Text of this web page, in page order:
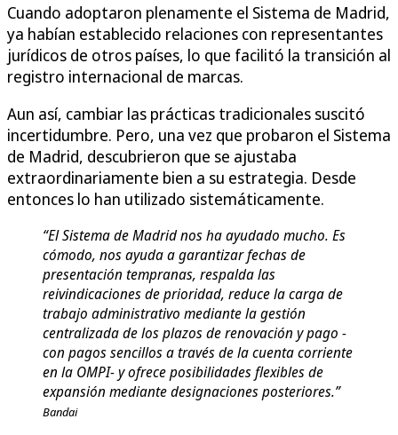
Cuando adoptaron plenamente el Sistema de Madrid,
ya habían establecido relaciones con representantes
jurídicos de otros países, lo que facilitó la transición al
registro internacional de marcas.
Aun así, cambiar las prácticas tradicionales suscitó
incertidumbre. Pero, una vez que probaron el Sistema
de Madrid, descubrieron que se ajustaba
extraordinariamente bien a su estrategia. Desde
entonces lo han utilizado sistemáticamente.
“El Sistema de Madrid nos ha ayudado mucho. Es
cómodo, nos ayuda a garantizar fechas de
presentación tempranas, respalda las
reivindicaciones de prioridad, reduce la carga de
trabajo administrativo mediante la gestión
centralizada de los plazos de renovación y pago -
con pagos sencillos a través de la cuenta corriente
en la OMPI- y ofrece posibilidades flexibles de
expansión mediante designaciones posteriores.”
Bandai